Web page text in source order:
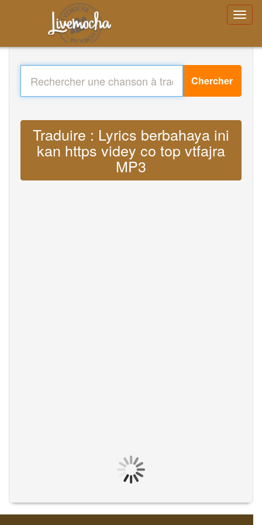
Chercher
Traduire : Lyrics berbahaya ini
kan https videy co top vtfajra
MP3